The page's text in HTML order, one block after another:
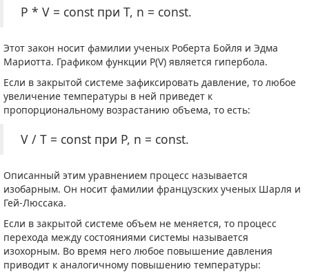
P * V = const при T, n = const.
Этот закон носит фамилии ученых Роберта Бойля и Эдма
Мариотта. Графиком функции P(V) является гипербола.
Если в закрытой системе зафиксировать давление, то любое
увеличение температуры в ней приведет к
пропорциональному возрастанию объема, то есть:
V / T = const при P, n = const.
Описанный этим уравнением процесс называется
изобарным. Он носит фамилии французских ученых Шарля и
Гей-Люссака.
Если в закрытой системе объем не меняется, то процесс
перехода между состояниями системы называется
изохорным. Во время него любое повышение давления
приводит к аналогичному повышению температуры: